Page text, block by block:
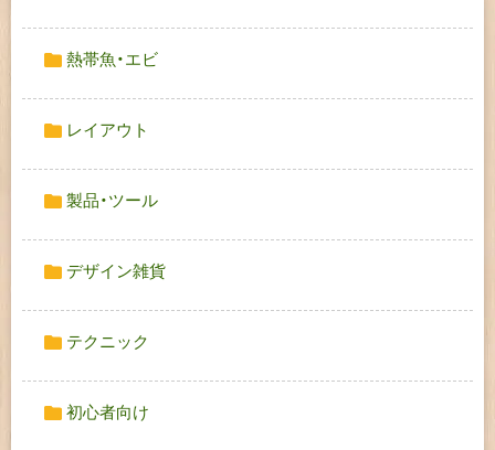
熱帯魚・エビ
レイアウト
製品・ツール
デザイン雑貨
テクニック
初心者向け